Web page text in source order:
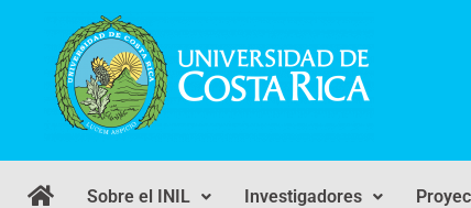
Sobre el INIL Investigadores